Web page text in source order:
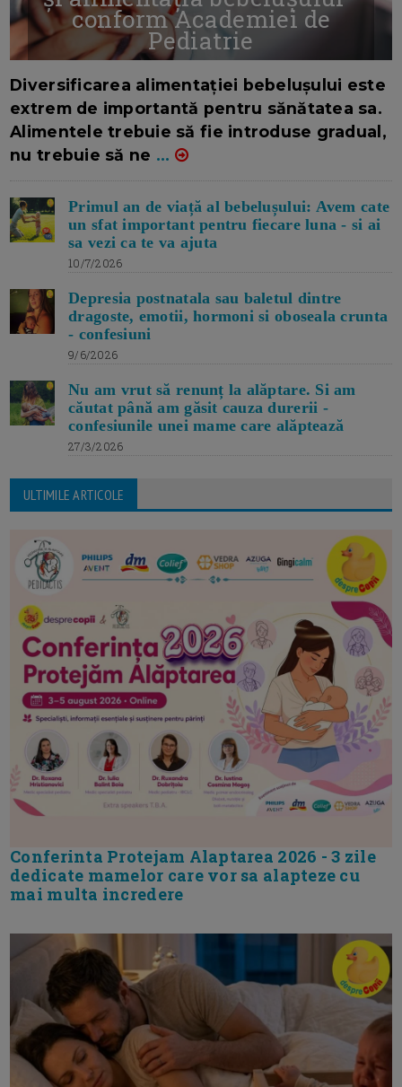
conform Academiei de
Pediatrie
Diversificarea alimentației bebelușului este
extrem de importantă pentru sănătatea sa.
Alimentele trebuie să fie introduse gradual,
nu trebuie să ne ...
Primul an de viață al bebelușului: Avem cate
un sfat important pentru fiecare luna - si ai
sa vezi ca te va ajuta
10/7/2026
Depresia postnatala sau baletul dintre
dragoste, emotii, hormoni si oboseala crunta
- confesiuni
9/6/2026
Nu am vrut să renunț la alăptare. Si am
căutat până am găsit cauza durerii -
confesiunile unei mame care alăptează
27/3/2026
ULTIMILE ARTICOLE
Conferinta Protejam Alaptarea 2026 - 3 zile
dedicate mamelor care vor sa alapteze cu
mai multa incredere